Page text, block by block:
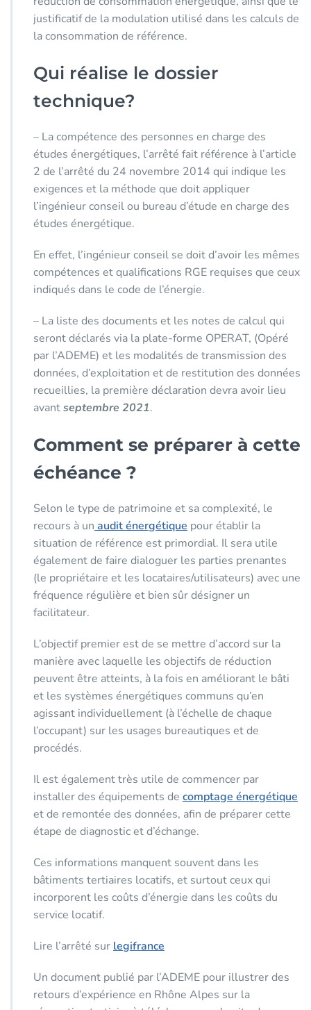
justificatif de la modulation utilisé dans les calculs de
la consommation de référence.
Qui réalise le dossier
technique?
– La compétence des personnes en charge des
études énergétiques, l’arrêté fait référence à l’article
2 de l’arrêté du 24 novembre 2014 qui indique les
exigences et la méthode que doit appliquer
l’ingénieur conseil ou bureau d’étude en charge des
études énergétique.
En effet, l’ingénieur conseil se doit d’avoir les mêmes
compétences et qualifications RGE requises que ceux
indiqués dans le code de l’énergie.
– La liste des documents et les notes de calcul qui
seront déclarés via la plate-forme OPERAT, (Opéré
par l’ADEME) et les modalités de transmission des
données, d’exploitation et de restitution des données
recueillies, la première déclaration devra avoir lieu
avantseptembre 2021.
Comment se préparer à cette
échéance ?
Selon le type de patrimoine et sa complexité, le
recours à un audit énergétique pour établir la
situation de référence est primordial. Il sera utile
également de faire dialoguer les parties prenantes
(le propriétaire et les locataires/utilisateurs) avec une
fréquence régulière et bien sûr désigner un
facilitateur.
L’objectif premier est de se mettre d’accord sur la
manière avec laquelle les objectifs de réduction
peuvent être atteints, à la fois en améliorant le bâti
et les systèmes énergétiques communs qu’en
agissant individuellement (à l’échelle de chaque
l’occupant) sur les usages bureautiques et de
procédés.
Il est également très utile de commencer par
installer des équipements de comptage énergétique
et de remontée des données, afin de préparer cette
étape de diagnostic et d’échange.
Ces informations manquent souvent dans les
bâtiments tertiaires locatifs, et surtout ceux qui
incorporent les coûts d’énergie dans les coûts du
service locatif.
Lire l’arrêté sur legifrance
Un document publié par l’ADEME pour illustrer des
retours d’expérience en Rhône Alpes sur la